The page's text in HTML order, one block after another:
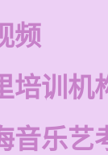
频
培训机
音乐艺